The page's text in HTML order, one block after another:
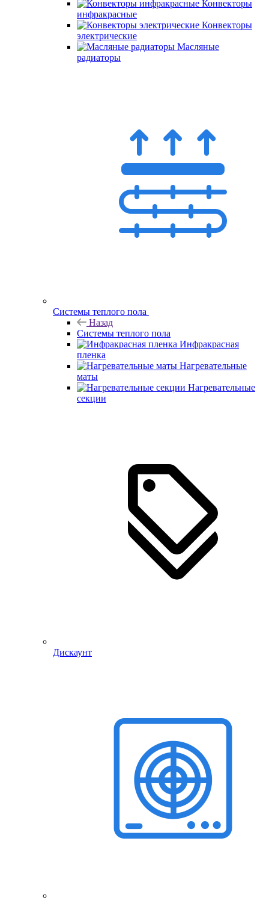
Конвекторы
инфракрасные
Конвекторы
электрические
Масляные
радиаторы
Системы теплого пола
Назад
Системы теплого пола
Инфракрасная
пленка
Нагревательные
маты
Нагревательные
секции
Дискаунт